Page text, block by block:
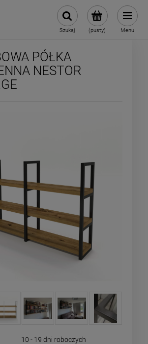
(pusty)
Szukaj Menu
PÓŁKA
NESTOR
10 - 19 dni roboczych